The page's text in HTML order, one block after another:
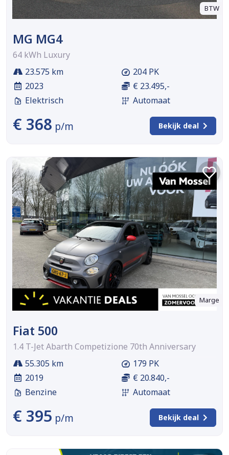
BTW
MG MG4
64 kWh Luxury
23.575 km
2023
Elektrisch
204 PK
€ 23.495,-
Automaat
€ 368 p/m Bekijk deal
Marge
Fiat 500
1.4 T-Jet Abarth Competizione 70th Anniversary
55.305 km
2019
Benzine
179 PK
€ 20.840,-
Automaat
€ 395 p/m Bekijk deal